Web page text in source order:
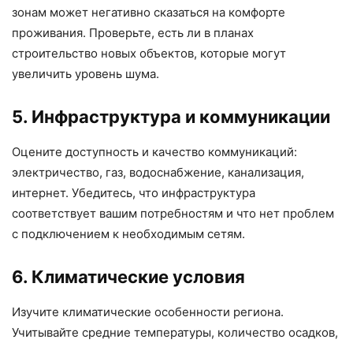
зонам может негативно сказаться на комфорте
проживания. Проверьте, есть ли в планах
строительство новых объектов, которые могут
увеличить уровень шума.
5. Инфраструктура и коммуникации
Оцените доступность и качество коммуникаций:
электричество, газ, водоснабжение, канализация,
интернет. Убедитесь, что инфраструктура
соответствует вашим потребностям и что нет проблем
с подключением к необходимым сетям.
6. Климатические условия
Изучите климатические особенности региона.
Учитывайте средние температуры, количество осадков,